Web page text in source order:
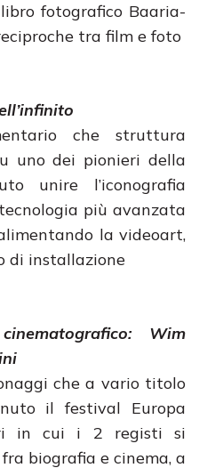
fotografico Baaria-
tra film e foto
che struttura
uno dei pionieri della
unire l’iconografia
più avanzata
la videoart,
di installazione
Wim
che a vario titolo
il festival Europa
in cui i 2 registi si
biografia e cinema, a